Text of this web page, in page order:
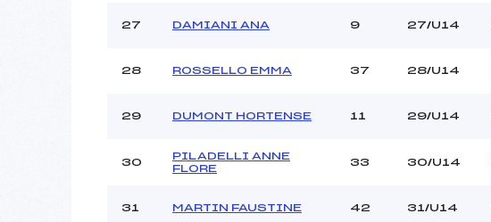
27 DAMIANI ANA 9 27/U14
28 ROSSELLO EMMA 37 28/U14
29 DUMONT HORTENSE 11 29/U14
30
PILADELLI ANNE
FLORE
33 30/U14
31 MARTIN FAUSTINE 42 31/U14